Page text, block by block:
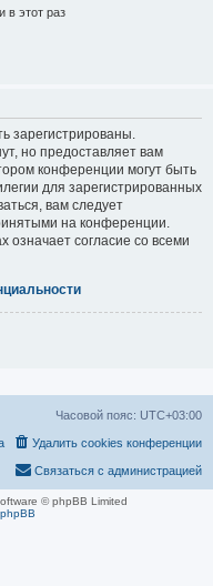
в этот раз
зарегистрированы.
но предоставляет вам
конференции могут быть
для зарегистрированных
вам следует
на конференции.
означает согласие со всеми
Часовой пояс: UTC+03:00
Удалить cookies конференции
Связаться с администрацией
© phpBB Limited